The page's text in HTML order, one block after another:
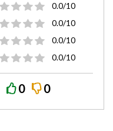
0.0/10
0.0/10
0.0/10
0.0/10
0 0